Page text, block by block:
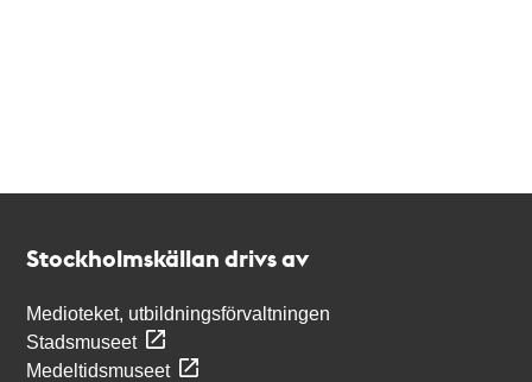
Stockholmskällan drivs av
Medioteket, utbildningsförvaltningen
Stadsmuseet
Medeltidsmuseet